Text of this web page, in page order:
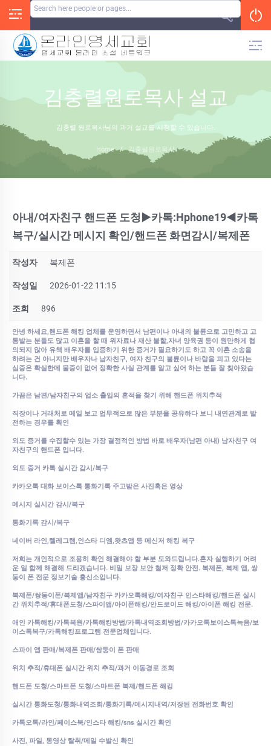
김충렬원로목사 설교
김충렬 원로목사님의 과거 설교를 시청할 수 있습니다.
Home / 김충렬원로목사
아내/여자친구 핸드폰 도청▶️카톡:Hphone19◀️카톡
복구/실시간 메시지 확인/핸드폰 화면감시/복제폰
작성자 복제폰
작성일 2026-01-22 11:15
조회 896
안녕 하세요,핸드폰 해킹 업체를 운영하면서 남편이나 아내의 불륜으로 고민하고 고
통밭는 분들도 많고 이혼을 할 때 위자료나 재산 불할,자녀 양육권 등이 원만하게 협
의되지 않아 유책 배우자를 입증하기 위한 증거가 필요하기도 하고 꼭 이혼 소송을
하려는 건 아니지만 배우자나 남자친구, 여자 친구의 불륜이나 바람을 피고 있다는
심증은 확실한데 물증이 없어 정확한 사실 관계를 알고 싶어 하는 분들 잘 찾아왔습
니다.
가끔은 남편/남자친구의 업소 출입의 흔적을 찾기 위해 핸드폰 위치추적
직장이나 거래처로 메일 보고 업무적으로 많은 부분을 공유하다 보니 내연관계로 발
전하는 경우를 확인
외도 증거를 수집할수 있는 가장 결정적인 방법 바로 배우자(남편 아내) 남자친구 여
자친구의 핸드폰 입니다.
외도 증거 카톡 실시간 감시/복구
카카오톡 대화 보이스톡 통화기록 주고받은 사진혹은 영상
메시지 실시간 감시/복구
통화기록 감시/복구
네이버 라인,텔레그램,인스타 디엠,왓츠앱 등 메신저 해킹 복구
저희는 개인적으로 조용히 확인 해결해야 할 부분 도와드립니다.혼자 실행하기 어려
운 일 함께 해결해 드리겠습니다. 비밀 보장 보안 철저 정확 안전. 복제폰, 복제 앱, 쌍
둥이 폰 전문 정보기술 흥신소입니다.
복제폰/쌍둥이폰/복제앱/남자친구 카카오톡해킹/여자친구 인스타해킹/핸드폰 실시
간 위치추적/휴대폰도청/스파이앱/아이폰해킹/안드로이드 해킹/아이폰 해킹 전문.
애인 카톡해킹/카톡복원/카톡해킹방법/카톡내역조회방법/카카오톡보이스톡늑음/보
이스톡복구/카톡해킹프로그램 전문업체입니다.
스파이 앱 판매/복제폰 판매/쌍둥이 폰 판매
위치 추적/휴대폰 실시간 위치 추적/과거 이동경로 조회
핸드폰 도청/스마트폰 도청/스마트폰 복제/핸드폰 해킹
실시간 통화도청/통화내역조회/통화기록/메시지내역/저장된 전화번호 확인
카톡오톡/라인/페이스북/인스타 해킹/sns 실시간 확인
사진, 파일, 동영상 탈취/메일 수발신 확인